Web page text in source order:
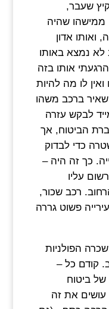
שעבר,
טלפון די היסטרי ב-8:00, ממישהו שהיה
ואותו אדון
לא נמצא באותו
אותו בזה
לו מה להיות
ברכב משהו
לבקש עזרה
הביטוח, אך
כדי לבדוק
כך זה היה –
עליו
רכב שכור,
פשוט גררה
הפולניות
קודם כל –
של ביטוח
עושים את זה